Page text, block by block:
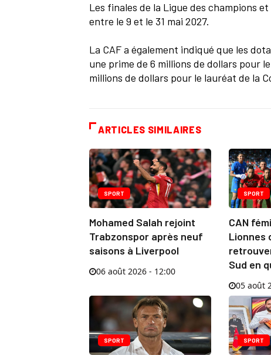
Les finales de la Ligue des champions
entre le 9 et le 31 mai 2027.
La CAF a également indiqué que les
une prime de 6 millions de dollars pour
millions de dollars pour le lauréat de la
ARTICLES SIMILAIRES
SPORT
Mohamed Salah rejoint
Trabzonspor après neuf
saisons à Liverpool
06 août 2026 - 12:00
SPORT
CAN
Lionnes
Sud en
05 août
SPORT SPORT